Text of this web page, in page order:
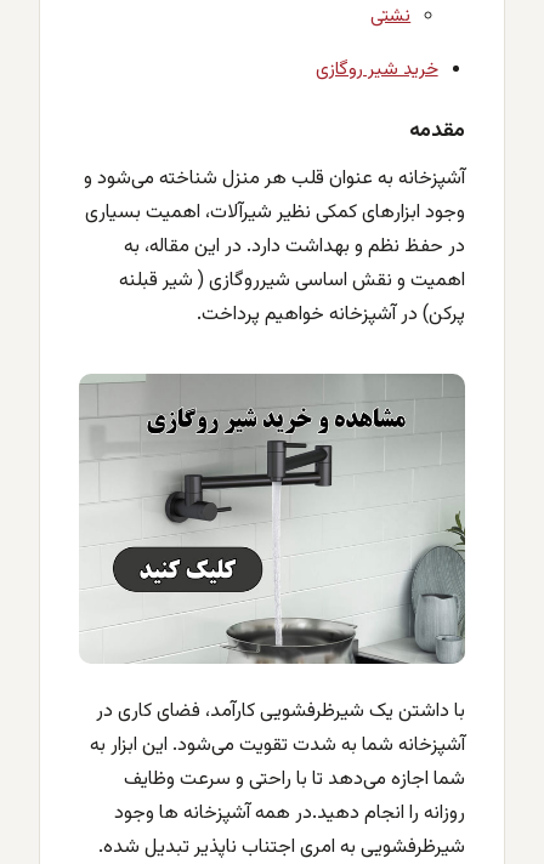
نشتی
خرید شیر روگازی
مقدمه
آشپزخانه به عنوان قلب هر منزل شناخته می‌شود و
وجود ابزارهای کمکی نظیر شیرآلات، اهمیت بسیاری
در حفظ نظم و بهداشت دارد. در این مقاله، به
اهمیت و نقش اساسی شیرروگازی ( شیر قبلنه
پرکن) در آشپزخانه خواهیم پرداخت.
با داشتن یک شیرظرفشویی کارآمد، فضای کاری در
آشپزخانه شما به شدت تقویت می‌شود. این ابزار به
شما اجازه می‌دهد تا با راحتی و سرعت وظایف
روزانه را انجام دهید.در همه آشپزخانه ها وجود
شیرظرفشویی به امری اجتناب ناپذیر تبدیل شده.